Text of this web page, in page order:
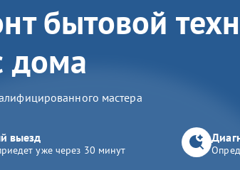
бытовой
дома
мастера
выезд
уже через 30 минут